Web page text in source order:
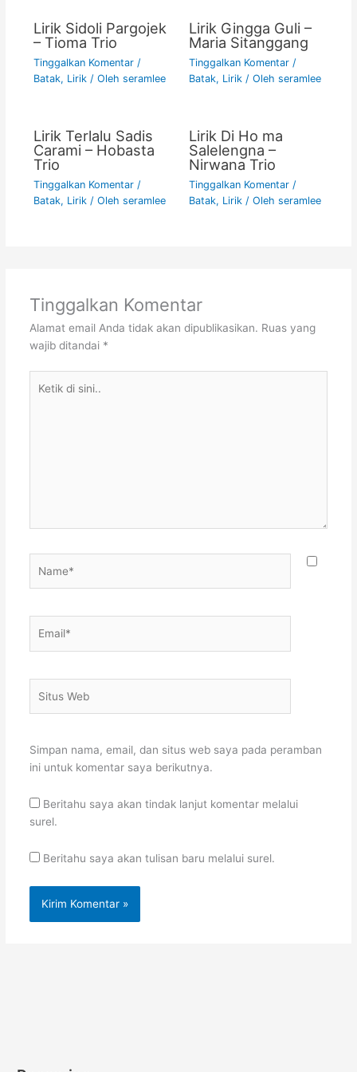
Lirik Sidoli Pargojek
– Tioma Trio
Tinggalkan Komentar /
Batak, Lirik/ Oleh seramlee
Lirik Gingga Guli –
Maria Sitanggang
Tinggalkan Komentar /
Batak, Lirik/ Oleh seramlee
Lirik Terlalu Sadis
Carami – Hobasta
Trio
Tinggalkan Komentar /
Batak, Lirik/ Oleh seramlee
Lirik Di Ho ma
Salelengna –
Nirwana Trio
Tinggalkan Komentar /
Batak, Lirik/ Oleh seramlee
Tinggalkan Komentar
Alamat email Anda tidak akan dipublikasikan. Ruas yang
wajib ditandai *
Web
Simpan nama, email, dan situs web saya pada peramban
ini untuk komentar saya berikutnya.
Beritahu saya akan tindak lanjut komentar melalui
surel.
Beritahu saya akan tulisan baru melalui surel.